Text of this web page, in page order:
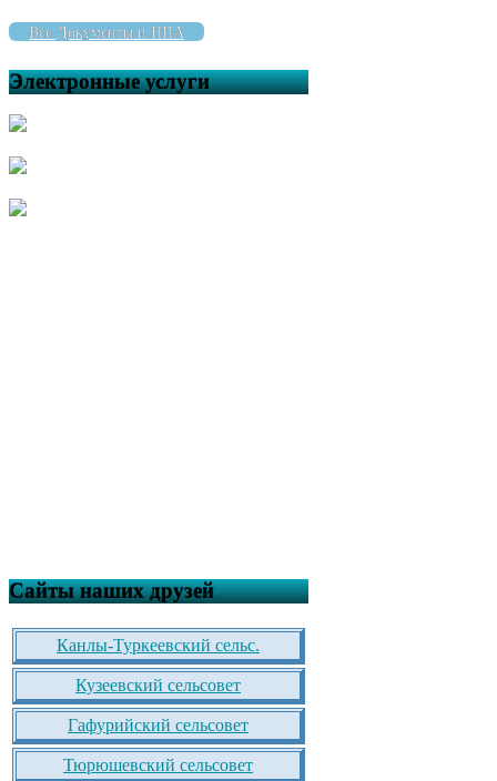
Все Документы и НПА
Электронные услуги
Сайты наших друзей
Канлы-Туркеевский сельс.
Кузеевский сельсовет
Гафурийский сельсовет
Тюрюшевский сельсовет